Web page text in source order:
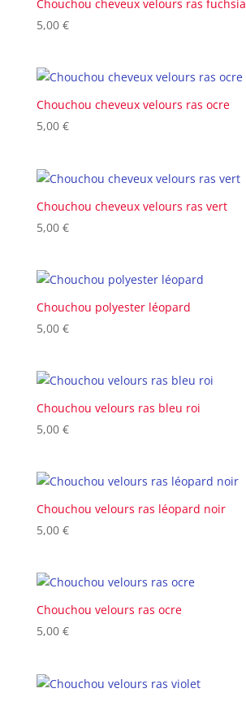
Chouchou cheveux velours ras fuchsia
5,00 €
Chouchou cheveux velours ras ocre
5,00 €
Chouchou cheveux velours ras vert
5,00 €
Chouchou polyester léopard
5,00 €
Chouchou velours ras bleu roi
5,00 €
Chouchou velours ras léopard noir
5,00 €
Chouchou velours ras ocre
5,00 €